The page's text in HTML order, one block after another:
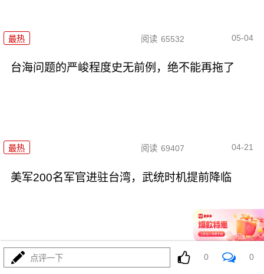
最热 阅读 65532 05-04
台海问题的严峻程度史无前例，绝不能再拖了
最热 阅读 69407 04-21
美军200名军官进驻台湾，武统时机提前降临
最热 64534 04-20
点评一下 0 0